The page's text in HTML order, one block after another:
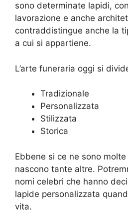
sono determinate lapidi,
lavorazione e anche
contraddistingue anche la
a cui si appartiene.
L’arte funeraria oggi si
Tradizionale
Personalizzata
Stilizzata
Storica
Ebbene si ce ne sono
nascono tante altre.
nomi celebri che hanno
lapide personalizzata
vita.